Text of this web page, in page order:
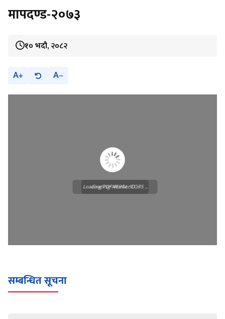
मापदण्ड-२०७३
१० भदौ, २०८२
A A
Loading WEBGL 3D ...
Loading PDF Worker CORS ...
सम्बन्धित सूचना